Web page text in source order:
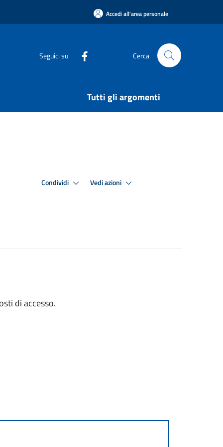
Accedi all'area personale
Seguici su Cerca
Tutti gli argomenti
Condividi Vedi azioni
di accesso.